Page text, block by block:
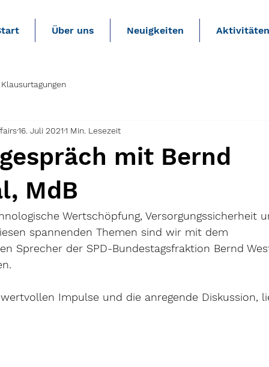
Über uns Neuigkeiten Aktivitäten
Klausurtagungen
mit Bernd
MdB
16. Juli 20211 Min. Lesezeit
Wertschöpfung, Versorgungssicherheit
spannenden Themen sind wir mit dem
Sprecher der SPD-Bundestagsfraktion Bernd
Impulse und die anregende Diskussion,